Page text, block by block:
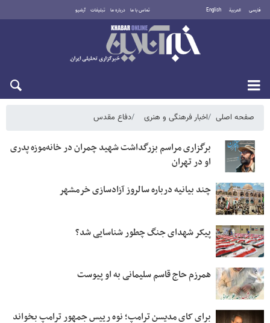
فارسی العربية English تماس با ما درباره ما تبلیغات آرشیو
یکشنبه ۱۸ مرداد ۱۴۰۵
صفحه اصلی اخبار فرهنگی و هنری دفاع مقدس
برگزاری مراسم بزرگداشت شهید چمران در خانه‌موزه پدری
او در تهران
چند بیانیه درباره سالروز آزادسازی خرمشهر
پیکر شهدای جنگ چطور شناسایی شد؟
همرزم حاج قاسم سلیمانی به او پیوست
برای کای مدیسن ترامپ؛ نوه رییس جمهور ترامپ بخواند